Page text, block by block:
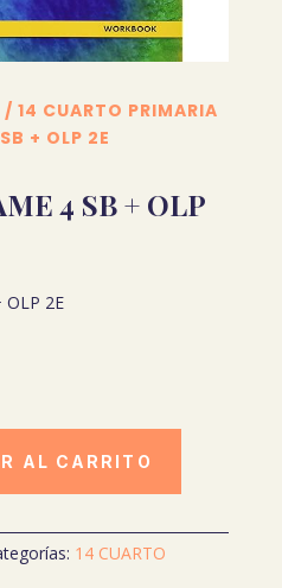
/ 14 CUARTO PRIMARIA
+ OLP 2E
4 SB + OLP
OLP 2E
AL CARRITO
14 CUARTO